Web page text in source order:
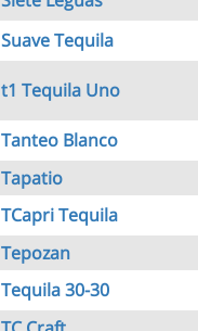
Suave Tequila
t1 Tequila Uno
Tanteo Blanco
Tapatio
TCapri Tequila
Tepozan
Tequila 30-30